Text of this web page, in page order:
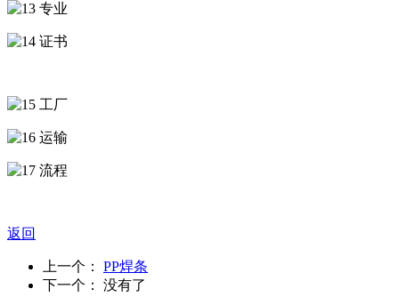
返回
上一个： PP焊条
下一个： 没有了